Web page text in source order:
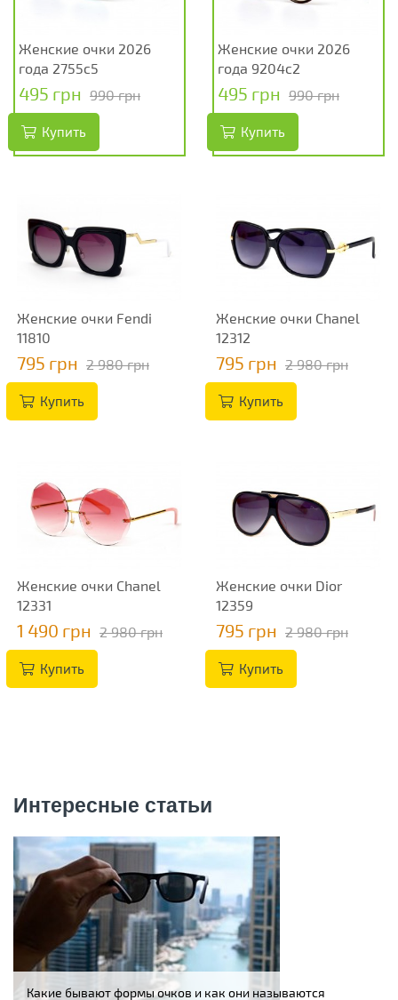
Женские очки 2026
года 2755c5
495 грн 990 грн
Купить
Женские очки 2026
года 9204c2
495 грн 990 грн
Купить
Женские очки Fendi
11810
795 грн 2 980 грн
Купить
Женские очки Chanel
12312
795 грн 2 980 грн
Купить
Женские очки Chanel
12331
1 490 грн 2 980 грн
Купить
Женские очки Dior
12359
795 грн 2 980 грн
Купить
Интересные статьи
Какие бывают формы очков и как они называются